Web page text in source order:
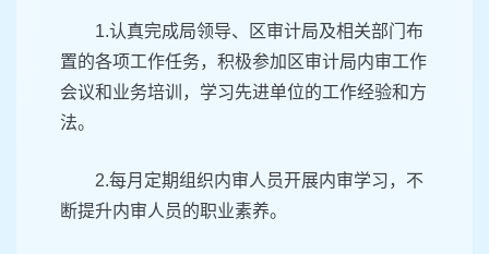
1.认真完成局领导、区审计局及相关部门布
置的各项工作任务，积极参加区审计局内审工作
会议和业务培训，学习先进单位的工作经验和方
法。
2.每月定期组织内审人员开展内审学习，不
断提升内审人员的职业素养。